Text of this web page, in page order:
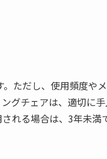
ただし、使用頻度やメ
グチェアは、適切に
れる場合は、3年未満